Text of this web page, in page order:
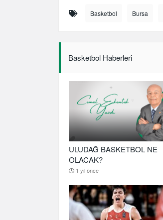
Basketbol Bursa
Basketbol Haberleri
ULUDAĞ BASKETBOL NE
OLACAK?
1 yıl önce